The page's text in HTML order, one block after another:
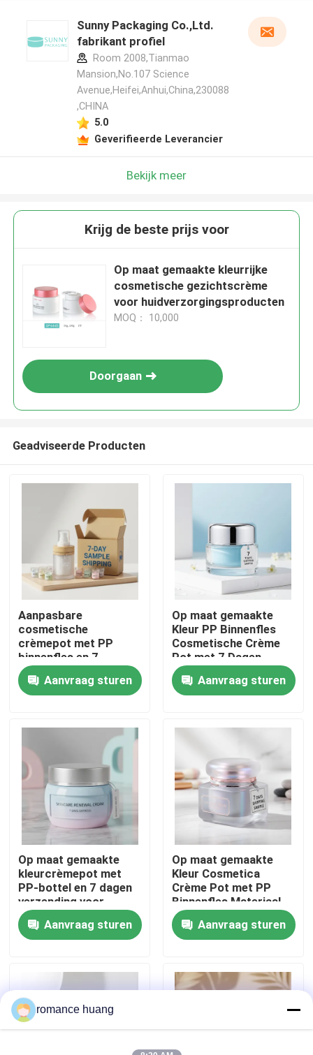
Thuis
Producten
Fabrieksreis
Kwaliteitscontrole
Contacteer ons
Vraag een offerte aan
kosmetische lotionfles
Kosmetische Roomkruik
Sunny Packaging Co.,Ltd.
fabrikant profiel
Room 2008,Tianmao
Mansion,No.107 Science
Avenue,Heifei,Anhui,China,230088
,CHINA
5.0
Geverifieerde Leverancier
Bekijk meer
Krijg de beste prijs voor
Op maat gemaakte kleurrijke
cosmetische gezichtscrème
voor huidverzorgingsproducten
MOQ： 10,000
Doorgaan
Geadviseerde Producten
Aanpasbare
cosmetische
crèmepot met PP
binnenfles en 7-
daagse
monsterverzending
Aanvraag sturen
Op maat gemaakte
Kleur PP Binnenfles
Cosmetische Crème
Pot met 7 Dagen
Verzending Monster
voor Huidverzorging
Crème Verpakking
Aanvraag sturen
Op maat gemaakte
kleurcrèmepot met
PP-bottel en 7 dagen
verzending voor
huidverzorgingspakket
Aanvraag sturen
Op maat gemaakte
Kleur Cosmetica
Crème Pot met PP
Binnenfles Materiaal
en 7 Dagen Verzending
SampleAanvraag sturen
romance huang